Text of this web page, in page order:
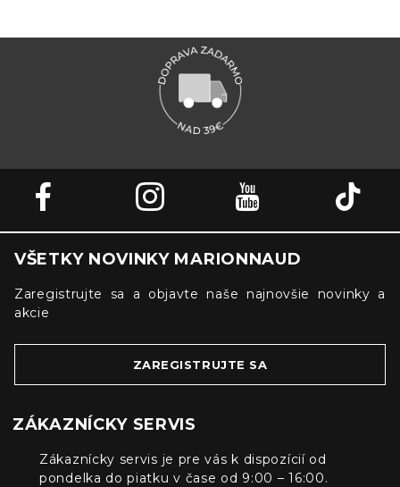
VŠETKY NOVINKY MARIONNAUD
Zaregistrujte sa a objavte naše najnovšie novinky a
akcie
ZAREGISTRUJTE SA
ZÁKAZNÍCKY SERVIS
Zákaznícky servis je pre vás k dispozícií od
pondelka do piatku v čase od 9:00 – 16:00.